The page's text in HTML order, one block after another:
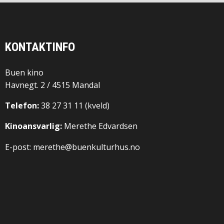
KONTAKTINFO
Buen kino
Havnegt. 2 / 4515 Mandal
Telefon:38 27 31 11 (kveld)
Kinoansvarlig: Merethe Edvardsen
E-post: merethe@buenkulturhus.no